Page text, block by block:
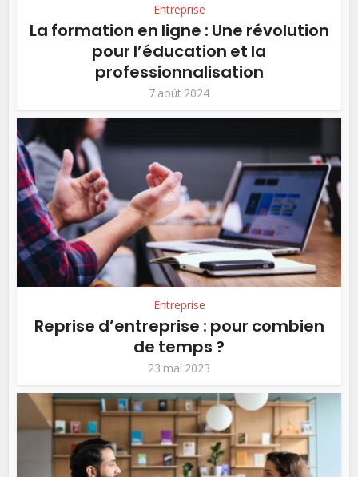
Entreprise
La formation en ligne : Une révolution
pour l’éducation et la
professionnalisation
7 août 2024
Entreprise
Reprise d’entreprise : pour combien
de temps ?
23 mai 2023